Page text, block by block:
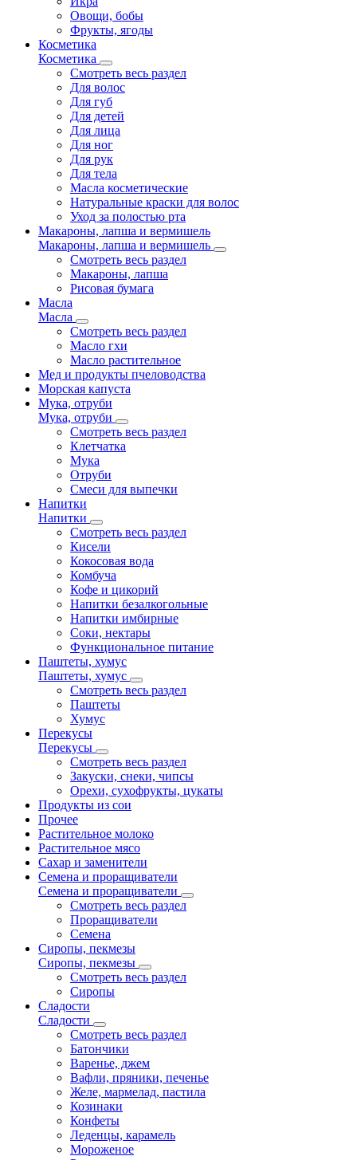
Овощи, бобы
Фрукты, ягоды
Косметика
Косметика
Смотреть весь раздел
Для волос
Для губ
Для детей
Для лица
Для ног
Для рук
Для тела
Масла косметические
Натуральные краски для волос
Уход за полостью рта
Макароны, лапша и вермишель
Макароны, лапша и вермишель
Смотреть весь раздел
Макароны, лапша
Рисовая бумага
Масла
Масла
Смотреть весь раздел
Масло гхи
Масло растительное
Мед и продукты пчеловодства
Морская капуста
Мука, отруби
Мука, отруби
Смотреть весь раздел
Клетчатка
Мука
Отруби
Смеси для выпечки
Напитки
Напитки
Смотреть весь раздел
Кисели
Кокосовая вода
Комбуча
Кофе и цикорий
Напитки безалкогольные
Напитки имбирные
Соки, нектары
Функциональное питание
Паштеты, хумус
Паштеты, хумус
Смотреть весь раздел
Паштеты
Хумус
Перекусы
Перекусы
Смотреть весь раздел
Закуски, снеки, чипсы
Орехи, сухофрукты, цукаты
Продукты из сои
Прочее
Растительное молоко
Растительное мясо
Сахар и заменители
Семена и проращиватели
Семена и проращиватели
Смотреть весь раздел
Проращиватели
Семена
Сиропы, пекмезы
Сиропы, пекмезы
Смотреть весь раздел
Сиропы
Сладости
Сладости
Смотреть весь раздел
Батончики
Варенье, джем
Вафли, пряники, печенье
Желе, мармелад, пастила
Козинаки
Конфеты
Леденцы, карамель
Мороженое